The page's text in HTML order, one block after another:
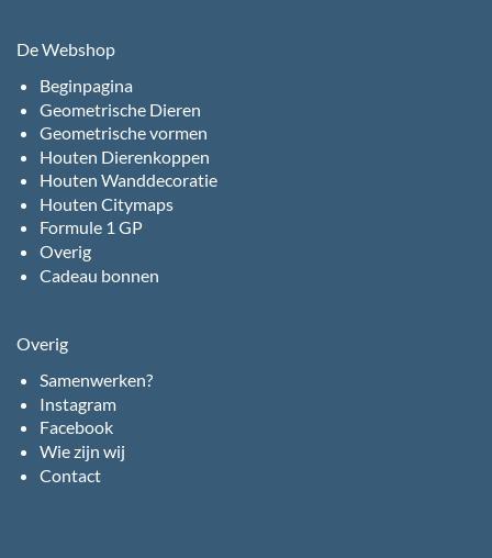
De Webshop
Beginpagina
Geometrische Dieren
Geometrische vormen
Houten Dierenkoppen
Houten Wanddecoratie
Houten Citymaps
Formule 1 GP
Overig
Cadeau bonnen
Overig
Samenwerken?
Instagram
Facebook
Wie zijn wij
Contact